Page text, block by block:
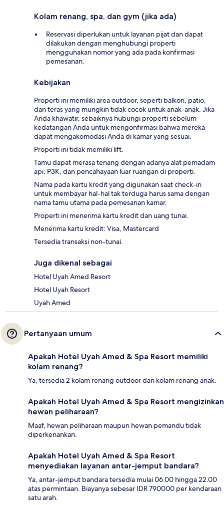
Kolam renang, spa, dan gym (jika ada)
Reservasi diperlukan untuk layanan pijat dan dapat
dilakukan dengan menghubungi properti
menggunakan nomor yang ada pada konfirmasi
pemesanan.
Kebijakan
Properti ini memiliki area outdoor, seperti balkon, patio,
dan teras yang mungkin tidak cocok untuk anak-anak. Jika
Anda khawatir, sebaiknya hubungi properti sebelum
kedatangan Anda untuk mengonfirmasi bahwa mereka
dapat mengakomodasi Anda di kamar yang sesuai.
Properti ini tidak memiliki lift.
Tamu dapat merasa tenang dengan adanya alat pemadam
api, P3K, dan pencahayaan luar ruangan di properti.
Nama pada kartu kredit yang digunakan saat check-in
untuk membayar hal-hal tak terduga harus sama dengan
nama tamu utama pada pemesanan kamar.
Properti ini menerima kartu kredit dan uang tunai.
Menerima kartu kredit: Visa, Mastercard
Tersedia transaksi non-tunai.
Juga dikenal sebagai
Hotel Uyah Amed Resort
Hotel Uyah Resort
Uyah Amed
Pertanyaan umum
Apakah Hotel Uyah Amed & Spa Resort memiliki
kolam renang?
Ya, tersedia 2 kolam renang outdoor dan kolam renang anak.
Apakah Hotel Uyah Amed & Spa Resort mengizinkan
hewan peliharaan?
Maaf, hewan peliharaan maupun hewan pemandu tidak
diperkenankan.
Apakah Hotel Uyah Amed & Spa Resort
menyediakan layanan antar-jemput bandara?
Ya, antar-jemput bandara tersedia mulai 06.00 hingga 22.00
atas permintaan. Biayanya sebesar IDR 790000 per kendaraan
satu arah.